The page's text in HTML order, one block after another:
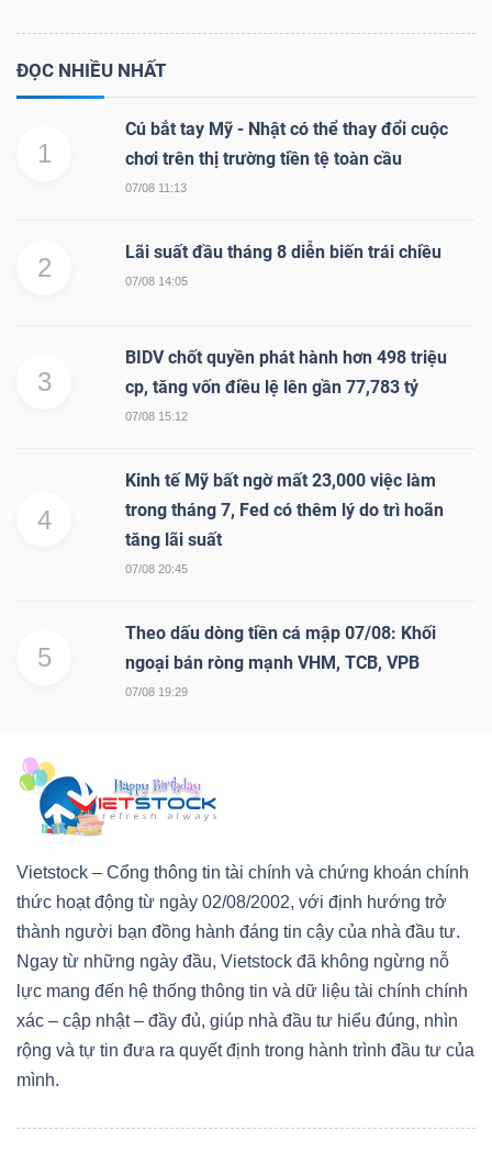
ĐỌC NHIỀU NHẤT
1
Cú bắt tay Mỹ - Nhật có thể thay đổi cuộc
chơi trên thị trường tiền tệ toàn cầu
07/08 11:13
2
Lãi suất đầu tháng 8 diễn biến trái chiều
07/08 14:05
3
BIDV chốt quyền phát hành hơn 498 triệu
cp, tăng vốn điều lệ lên gần 77,783 tỷ
07/08 15:12
4
Kinh tế Mỹ bất ngờ mất 23,000 việc làm
trong tháng 7, Fed có thêm lý do trì hoãn
tăng lãi suất
07/08 20:45
5
Theo dấu dòng tiền cá mập 07/08: Khối
ngoại bán ròng mạnh VHM, TCB, VPB
07/08 19:29
Vietstock – Cổng thông tin tài chính và chứng khoán chính
thức hoạt động từ ngày 02/08/2002, với định hướng trở
thành người bạn đồng hành đáng tin cậy của nhà đầu tư.
Ngay từ những ngày đầu, Vietstock đã không ngừng nỗ
lực mang đến hệ thống thông tin và dữ liệu tài chính chính
xác – cập nhật – đầy đủ, giúp nhà đầu tư hiểu đúng, nhìn
rộng và tự tin đưa ra quyết định trong hành trình đầu tư của
mình.